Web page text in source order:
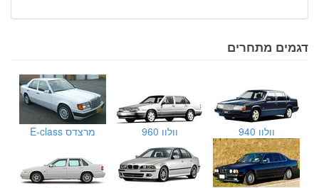
דגמים מתחרים
וולוו 940 וולוו 960 מרצדס E-class